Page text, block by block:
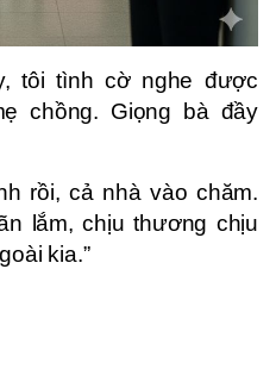
tôi tình cờ nghe được
chồng. Giọng bà đầy
rồi, cả nhà vào chăm.
lắm, chịu thương chịu
kia.”